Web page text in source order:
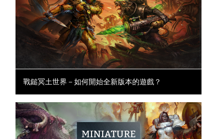
戰鎚冥土世界－如何開始全新版本的遊戲？